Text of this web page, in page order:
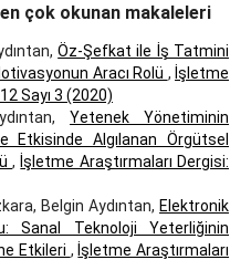
çok okunan makaleleri
Öz-Şefkat ile İş Tatmini
Aracı Rolü , İşletme
Sayı 3 (2020)
Yetenek Yönetiminin
Etkisinde Algılanan Örgütsel
, İşletme Araştırmaları Dergisi:
Belgin Aydıntan, Elektronik
Sanal Teknoloji Yeterliğinin
Etkileri , İşletme Araştırmaları